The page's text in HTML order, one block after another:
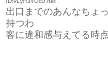
出口までのあんなちょ
持つわ
客に違和感与えてる時